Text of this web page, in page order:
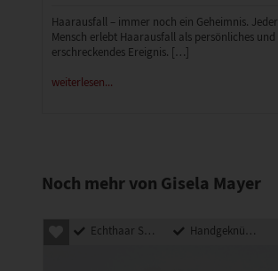
Haarausfall – immer noch ein Geheimnis. Jeder
Mensch erlebt Haarausfall als persönliches und
erschreckendes Ereignis. […]
weiterlesen...
Noch mehr von Gisela Mayer
Echthaar Synthetik Mix Handgeknüpft